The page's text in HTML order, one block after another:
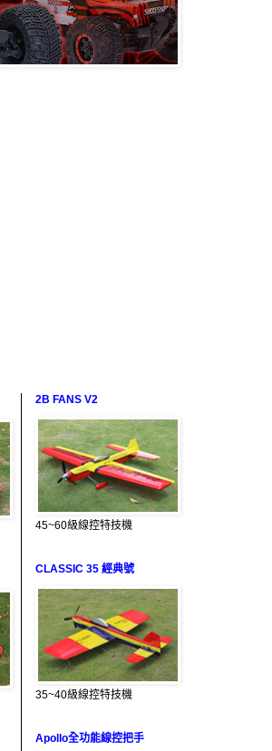
2B FANS V2
45~60級線控特技機
CLASSIC 35 經典號
35~40級線控特技機
Apollo全功能線控把手